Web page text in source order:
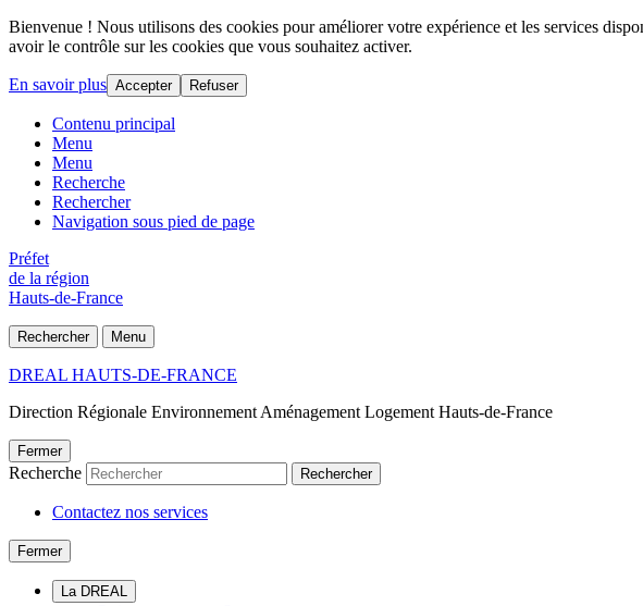
Bienvenue ! Nous utilisons des cookies pour améliorer votre expérience et les services
avoir le contrôle sur les cookies que vous souhaitez activer.
En savoir plus Accepter Refuser
Contenu principal
Menu
Menu
Recherche
Rechercher
Navigation sous pied de page
Préfet
de la région
Hauts-de-France
Rechercher Menu
DREAL HAUTS-DE-FRANCE
Direction Régionale Environnement Aménagement Logement Hauts-de-France
Fermer
Recherche Rechercher
Contactez nos services
Fermer
La DREAL